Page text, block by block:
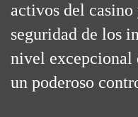
activos del casino
seguridad de los
nivel excepcional
un poderoso